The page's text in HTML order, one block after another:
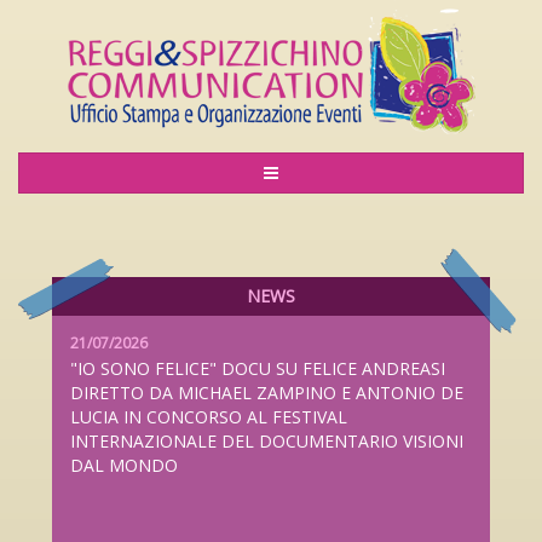
NEWS
06/08/2026
LILIANA CAVANI PREMIO ALLA CARRIERA AL
LUCCA FILM FESTIVAL 2026 DAL 26 SETTEMBRE
AL 4 OTTOBRE
21/07/2026
"IO SONO FELICE" DOCU SU FELICE ANDREASI
DIRETTO DA MICHAEL ZAMPINO E ANTONIO DE
LUCIA IN CONCORSO AL FESTIVAL
INTERNAZIONALE DEL DOCUMENTARIO VISIONI
DAL MONDO